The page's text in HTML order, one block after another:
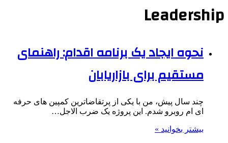
Leadership
نحوه ایجاد یک برنامه اقدام: راهنمای
مستقیم برای بازاریابان
چند سال پیش، من با یکی از پرتقاضاترین کمپین های حرفه
ای ام روبرو شدم. این پروژه یک ضرب الاجل…
بیشتر بخوانید »